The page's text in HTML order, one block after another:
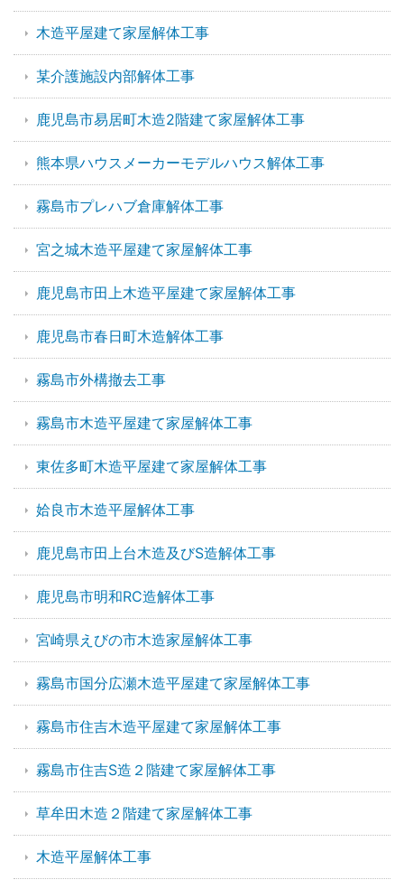
木造平屋建て家屋解体工事
某介護施設内部解体工事
鹿児島市易居町木造2階建て家屋解体工事
熊本県ハウスメーカーモデルハウス解体工事
霧島市プレハブ倉庫解体工事
宮之城木造平屋建て家屋解体工事
鹿児島市田上木造平屋建て家屋解体工事
鹿児島市春日町木造解体工事
霧島市外構撤去工事
霧島市木造平屋建て家屋解体工事
東佐多町木造平屋建て家屋解体工事
姶良市木造平屋解体工事
鹿児島市田上台木造及びS造解体工事
鹿児島市明和RC造解体工事
宮崎県えびの市木造家屋解体工事
霧島市国分広瀬木造平屋建て家屋解体工事
霧島市住吉木造平屋建て家屋解体工事
霧島市住吉S造２階建て家屋解体工事
草牟田木造２階建て家屋解体工事
木造平屋解体工事